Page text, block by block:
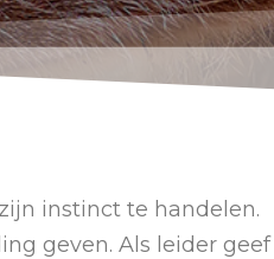
instinct te handelen.
geven. Als leider geef